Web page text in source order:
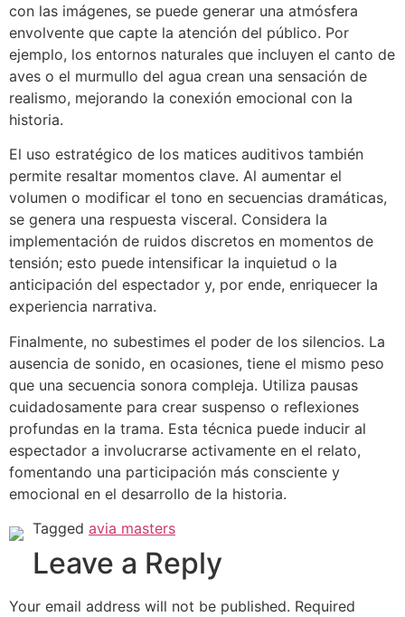
con las imágenes, se puede generar una atmósfera
envolvente que capte la atención del público. Por
ejemplo, los entornos naturales que incluyen el canto de
aves o el murmullo del agua crean una sensación de
realismo, mejorando la conexión emocional con la
historia.
El uso estratégico de los matices auditivos también
permite resaltar momentos clave. Al aumentar el
volumen o modificar el tono en secuencias dramáticas,
se genera una respuesta visceral. Considera la
implementación de ruidos discretos en momentos de
tensión; esto puede intensificar la inquietud o la
anticipación del espectador y, por ende, enriquecer la
experiencia narrativa.
Finalmente, no subestimes el poder de los silencios. La
ausencia de sonido, en ocasiones, tiene el mismo peso
que una secuencia sonora compleja. Utiliza pausas
cuidadosamente para crear suspenso o reflexiones
profundas en la trama. Esta técnica puede inducir al
espectador a involucrarse activamente en el relato,
fomentando una participación más consciente y
emocional en el desarrollo de la historia.
Tagged avia masters
Leave a Reply
Your email address will not be published. Required